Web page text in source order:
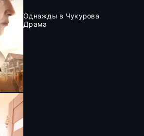
Однажды в Чукурова
Драма